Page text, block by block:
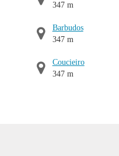
347 m
Barbudos
347 m
Coucieiro
347 m